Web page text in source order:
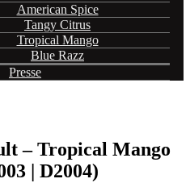
American Spice
Tangy Citrus
Tropical Mango
Blue Razz
Presse
– Tropical Mango
| D2004)